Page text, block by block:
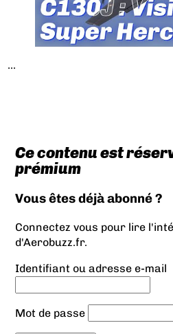
...
Ce contenu est
prémium
Vous êtes déjà abonné ?
Connectez vous pour lire
d'Aerobuzz.fr.
Identifiant ou adresse e-mail
Mot de passe